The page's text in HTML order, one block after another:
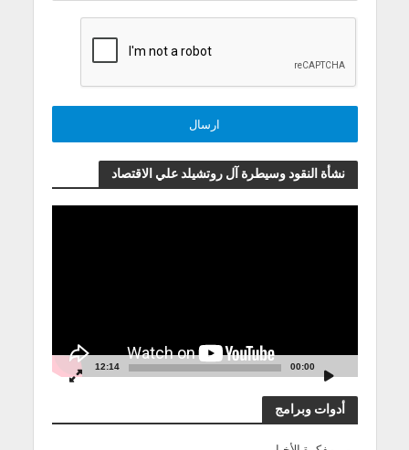
نشأة النقود وسيطرة آل روتشيلد علي الاقتصاد
00:00
12:14
أدوات وبرامج